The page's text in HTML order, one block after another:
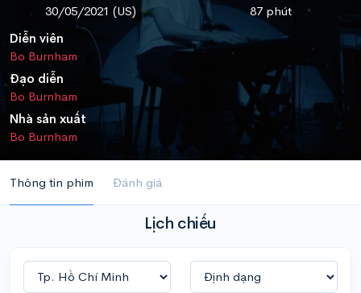
30/05/2021 (US)
87 phút
Diễn viên
Bo Burnham
Đạo diễn
Bo Burnham
Nhà sản xuất
Bo Burnham
Thông tin phim Đánh giá
Lịch chiếu